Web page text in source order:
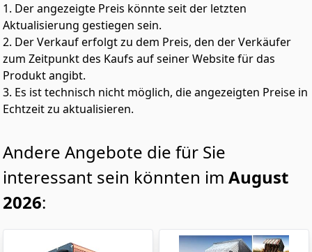
1. Der angezeigte Preis könnte seit der letzten
Aktualisierung gestiegen sein.
2. Der Verkauf erfolgt zu dem Preis, den der Verkäufer
zum Zeitpunkt des Kaufs auf seiner Website für das
Produkt angibt.
3. Es ist technisch nicht möglich, die angezeigten Preise in
Echtzeit zu aktualisieren.
Andere Angebote die für Sie
interessant sein könnten im August
2026: